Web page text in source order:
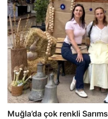
Muğla’da çok renkli